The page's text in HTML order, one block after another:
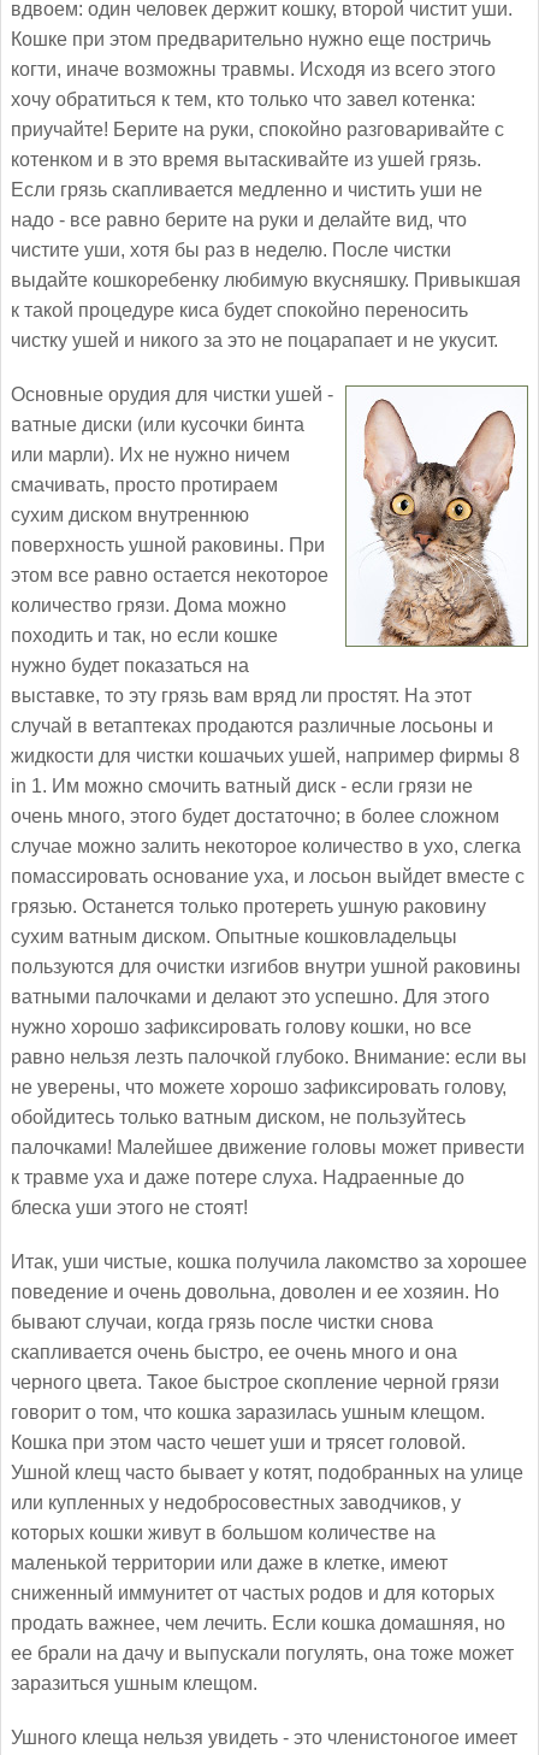
вдвоем: один человек держит кошку, второй чистит уши.
Кошке при этом предварительно нужно еще постричь
когти, иначе возможны травмы. Исходя из всего этого
хочу обратиться к тем, кто только что завел котенка:
приучайте! Берите на руки, спокойно разговаривайте с
котенком и в это время вытаскивайте из ушей грязь.
Если грязь скапливается медленно и чистить уши не
надо - все равно берите на руки и делайте вид, что
чистите уши, хотя бы раз в неделю. После чистки
выдайте кошкоребенку любимую вкусняшку. Привыкшая
к такой процедуре киса будет спокойно переносить
чистку ушей и никого за это не поцарапает и не укусит.
Основные орудия для чистки ушей -
ватные диски (или кусочки бинта
или марли). Их не нужно ничем
смачивать, просто протираем
сухим диском внутреннюю
поверхность ушной раковины. При
этом все равно остается некоторое
количество грязи. Дома можно
походить и так, но если кошке
нужно будет показаться на
выставке, то эту грязь вам вряд ли простят. На этот
случай в ветаптеках продаются различные лосьоны и
жидкости для чистки кошачьих ушей, например фирмы 8
in 1. Им можно смочить ватный диск - если грязи не
очень много, этого будет достаточно; в более сложном
случае можно залить некоторое количество в ухо, слегка
помассировать основание уха, и лосьон выйдет вместе с
грязью. Останется только протереть ушную раковину
сухим ватным диском. Опытные кошковладельцы
пользуются для очистки изгибов внутри ушной раковины
ватными палочками и делают это успешно. Для этого
нужно хорошо зафиксировать голову кошки, но все
равно нельзя лезть палочкой глубоко. Внимание: если вы
не уверены, что можете хорошо зафиксировать голову,
обойдитесь только ватным диском, не пользуйтесь
палочками! Малейшее движение головы может привести
к травме уха и даже потере слуха. Надраенные до
блеска уши этого не стоят!
Итак, уши чистые, кошка получила лакомство за хорошее
поведение и очень довольна, доволен и ее хозяин. Но
бывают случаи, когда грязь после чистки снова
скапливается очень быстро, ее очень много и она
черного цвета. Такое быстрое скопление черной грязи
говорит о том, что кошка заразилась ушным клещом.
Кошка при этом часто чешет уши и трясет головой.
Ушной клещ часто бывает у котят, подобранных на улице
или купленных у недобросовестных заводчиков, у
которых кошки живут в большом количестве на
маленькой территории или даже в клетке, имеют
сниженный иммунитет от частых родов и для которых
продать важнее, чем лечить. Если кошка домашняя, но
ее брали на дачу и выпускали погулять, она тоже может
заразиться ушным клещом.
Ушного клеща нельзя увидеть - это членистоногое имеет